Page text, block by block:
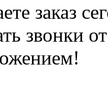
заказ
звонки